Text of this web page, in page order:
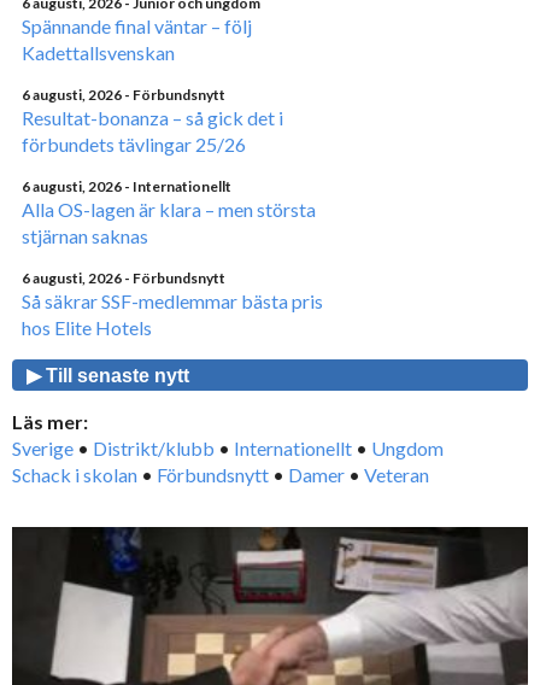
Spännande final väntar – följ
Kadettallsvenskan
6 augusti, 2026 - Förbundsnytt
Resultat-bonanza – så gick det i
förbundets tävlingar 25/26
6 augusti, 2026 - Internationellt
Alla OS-lagen är klara – men största
stjärnan saknas
6 augusti, 2026 - Förbundsnytt
Så säkrar SSF-medlemmar bästa pris
hos Elite Hotels
▶ Till senaste nytt
Läs mer:
Sverige • Distrikt/klubb • Internationellt • Ungdom
Schack i skolan • Förbundsnytt • Damer • Veteran